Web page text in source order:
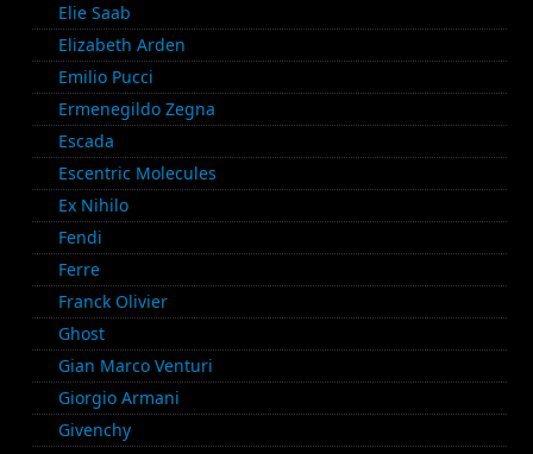
Elie Saab
Elizabeth Arden
Emilio Pucci
Ermenegildo Zegna
Escada
Escentric Molecules
Ex Nihilo
Fendi
Ferre
Franck Olivier
Ghost
Gian Marco Venturi
Giorgio Armani
Givenchy